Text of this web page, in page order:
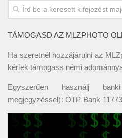
TÁMOGASD AZ MLZPHOTO
Ha szeretnél hozzájárulni az
kérlek támogass némi
Egyszerűen használj
megjegyzéssel): OTP Bank